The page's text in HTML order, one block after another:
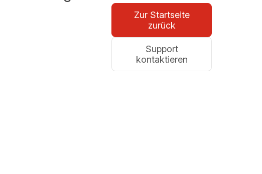
Zur Startseite
zurück
Support
kontaktieren